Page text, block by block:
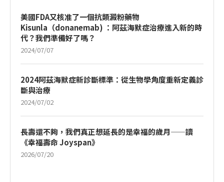
美國FDA又核准了一個抗類澱粉藥物
Kisunla（donanemab) ：阿茲海默症治療進入新的時
代？我們準備好了嗎？
2024/07/07
2024阿茲海默症新診斷標準：從生物學角度重新定義診
斷與治療
2024/07/02
長壽還不夠，我們真正想延長的是幸福的歲月——讀
《幸福壽命 Joyspan》
2026/07/20